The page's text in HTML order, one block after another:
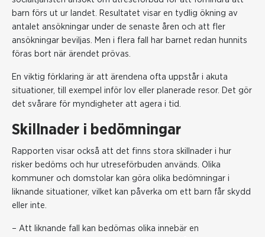
barn förs ut ur landet. Resultatet visar en tydlig ökning av
antalet ansökningar under de senaste åren och att fler
ansökningar beviljas. Men i flera fall har barnet redan hunnits
föras bort när ärendet prövas.
En viktig förklaring är att ärendena ofta uppstår i akuta
situationer, till exempel inför lov eller planerade resor. Det gör
det svårare för myndigheter att agera i tid.
Skillnader i bedömningar
Rapporten visar också att det finns stora skillnader i hur
risker bedöms och hur utreseförbuden används. Olika
kommuner och domstolar kan göra olika bedömningar i
liknande situationer, vilket kan påverka om ett barn får skydd
eller inte.
– Att liknande fall kan bedömas olika innebär en